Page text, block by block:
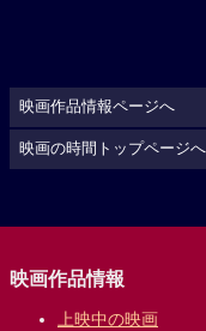
映画作品情報ページへ
映画の時間トップページへ
映画作品情報
上映中の映画